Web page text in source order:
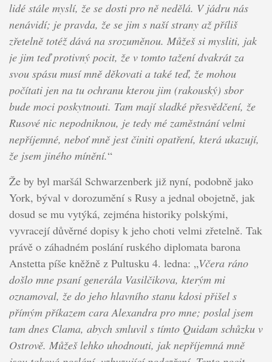
lidé stále myslí, že se dosti pro ně nedělá. V jádru nás
nenávidí; je pravda, že se jim s naší strany až příliš
zřetelně totéž dává na srozuměnou. Můžeš si mysliti, jak
je jim teď protivný pocit, že v tomto tažení dvakrát za
svou spásu musí mně děkovati a také teď, že mohou
počítati jen na tu ochranu kterou jim (rakouský) sbor
bude moci poskytnouti. Tam mají sladké přesvědčení, že
Rusové nic nepodniknou, je tedy mé zaměstnání velmi
nepříjemné, neboť mně jest činiti opatření, která ukazují,
že jsem jiného mínění.“
Že by byl maršál Schwarzenberk již nyní, podobně jako
York, býval v dorozumění s Rusy a jednal obojetně, jak
dosud se mu vytýká, zejména historiky polskými,
vyvracejí důvěrné dopisy k jeho choti velmi zřetelně. Tak
právě o záhadném poslání ruského diplomata barona
Anstetta píše kněžně z Pultusku 4. ledna: „Včera ráno
došlo mne psaní generála Vasilčikova, kterým mi
oznamoval, že do jeho hlavního stanu kdosi přišel s
přímým příkazem cara Alexandra pro mne; poslal jsem
tam dnes Clama, abych smluvil s tímto Quidam schůzku v
Ostrově. Můžeš lehko uhodnouti, jak nepříjemná mně